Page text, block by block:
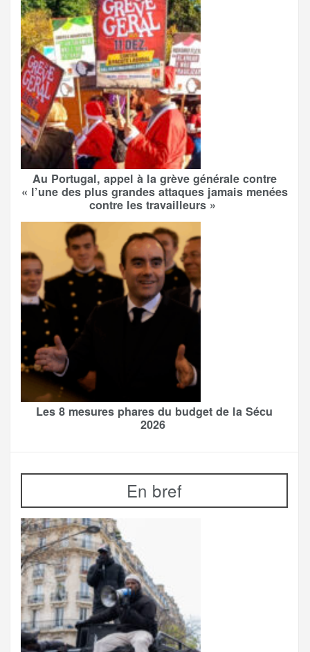
Au Portugal, appel à la grève générale contre
« l’une des plus grandes attaques jamais menées
contre les travailleurs »
Les 8 mesures phares du budget de la Sécu
2026
En bref